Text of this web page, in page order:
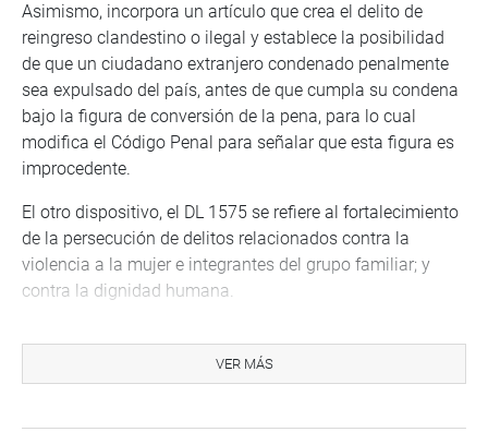
Asimismo, incorpora un artículo que crea el delito de
reingreso clandestino o ilegal y establece la posibilidad
de que un ciudadano extranjero condenado penalmente
sea expulsado del país, antes de que cumpla su condena
bajo la figura de conversión de la pena, para lo cual
modifica el Código Penal para señalar que esta figura es
improcedente.
El otro dispositivo, el DL 1575 se refiere al fortalecimiento
de la persecución de delitos relacionados contra la
violencia a la mujer e integrantes del grupo familiar; y
contra la dignidad humana.
De igual manera, aprobó once informes de decretos
Ejecutivo para prorrogar el estado de emergencia en
VER MÁS